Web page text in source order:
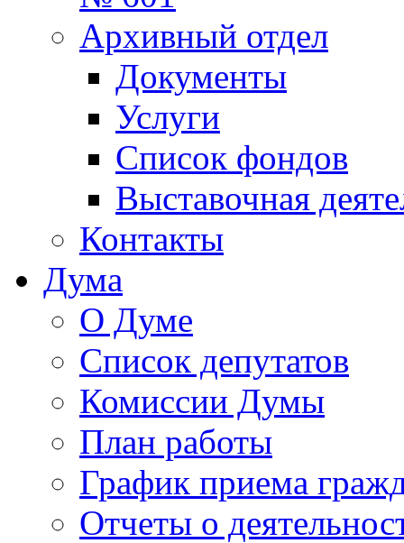
Архивный отдел
Документы
Услуги
Список фондов
Выставочная
Контакты
Дума
О Думе
Список депутатов
Комиссии Думы
План работы
График приема
Отчеты о